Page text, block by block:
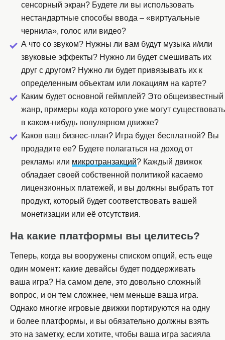
сенсорный экран? Будете ли вы использовать
нестандартные способы ввода – «виртуальные
чернила», голос или видео?
А что со звуком? Нужны ли вам будут музыка и/или
звуковые эффекты? Нужно ли будет смешивать их
друг с другом? Нужно ли будет привязывать их к
определенным объектам или локациям на карте?
Каким будет основной геймплей? Это общеизвестный
жанр, примеры кода которого уже могут существовать
в каком-нибудь популярном движке?
Каков ваш бизнес-план? Игра будет бесплатной? Вы
продадите ее? Будете полагаться на доход от
рекламы или микротранзакций? Каждый движок
обладает своей собственной политикой касаемо
лицензионных платежей, и вы должны выбрать тот
продукт, который будет соответствовать вашей
монетизации или её отсутствия.
На какие платформы вы целитесь?
Теперь, когда вы вооружены списком опций, есть еще
один момент: какие девайсы будет поддерживать
ваша игра? На самом деле, это довольно сложный
вопрос, и он тем сложнее, чем меньше ваша игра.
Однако многие игровые движки портируются на одну
и более платформы, и вы обязательно должны взять
это на заметку, если хотите, чтобы ваша игра засияла